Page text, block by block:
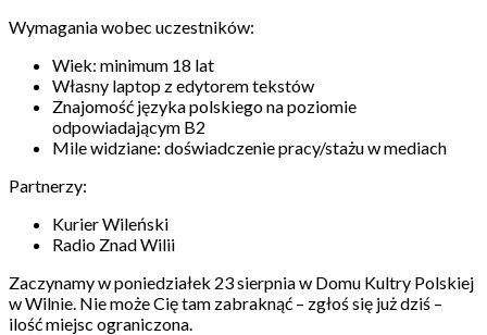
Wymagania wobec uczestników:
Wiek: minimum 18 lat
Własny laptop z edytorem tekstów
Znajomość języka polskiego na poziomie
odpowiadającym B2
Mile widziane: doświadczenie pracy/stażu w mediach
Partnerzy:
Kurier Wileński
Radio Znad Wilii
Zaczynamy w poniedziałek 23 sierpnia w Domu Kultry Polskiej
w Wilnie. Nie może Cię tam zabraknąć – zgłoś się już dziś –
ilość miejsc ograniczona.